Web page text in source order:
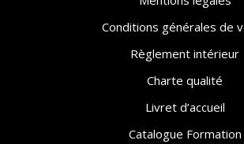
Conditions générales de
Règlement intérieur
Charte qualité
Livret d’accueil
Catalogue Formation